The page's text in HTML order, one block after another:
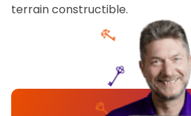
terrain constructible.